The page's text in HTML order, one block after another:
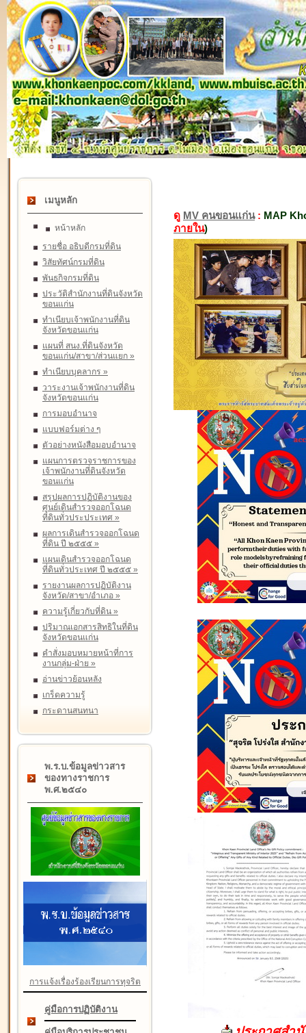
เมนูหลัก
หน้าหลัก
รายชื่อ อธิบดีกรมที่ดิน
วิสัยทัศน์กรมที่ดิน
พันธกิจกรมที่ดิน
ประวัติสำนักงานที่ดินจังหวัด
ขอนแก่น
ทำเนียบเจ้าพนักงานที่ดิน
จังหวัดขอนแก่น
แผนที่ สนง.ที่ดินจังหวัด
ขอนแก่น/สาขา/ส่วนแยก »
ทำเนียบบุคลากร »
วาระงานเจ้าพนักงานที่ดิน
จังหวัดขอนแก่น
การมอบอำนาจ
แบบฟอร์มต่าง ๆ
ตัวอย่างหนังสือมอบอำนาจ
แผนการตรวจราชการของ
เจ้าพนักงานที่ดินจังหวัด
ขอนแก่น
สรุปผลการปฏิบัติงานของ
ศูนย์เดินสำรวจออกโฉนด
ที่ดินทั่วประประเทศ »
ผลการเดินสำรวจออกโฉนด
ที่ดิน ปี ๒๕๕๕ »
แผนเดินสำรวจออกโฉนด
ที่ดินทั่วประเทศ ปี ๒๕๕๕ »
รายงานผลการปฏิบัติงาน
จังหวัด/สาขา/อำเภอ »
ความรู้เกี่ยวกับที่ดิน »
ปริมาณเอกสารสิทธิในที่ดิน
จังหวัดขอนแก่น
คำสั่งมอบหมายหน้าที่การ
งานกลุ่ม-ฝ่าย »
อ่านข่าวย้อนหลัง
เกร็ดความรู้
กระดานสนทนา
พ.ร.บ.ข้อมูลข่าวสาร
ของทางราชการ
พ.ศ.๒๕๔๐
การแจ้งเรื่องร้องเรียนการทุจริต
คู่มือการปฏิบัติงาน
ดู MV คนขอนแก่น: MAP
ภายใน)